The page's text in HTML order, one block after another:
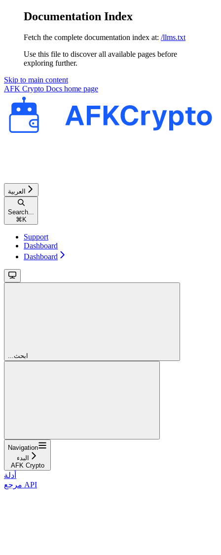
Documentation Index
Fetch the complete documentation index at: /llms.txt
Use this file to discover all available pages before
exploring further.
Skip to main content
AFK Crypto Docs home page
العربية
Search...
⌘ K
Support
Dashboard
Dashboard
...ابحث
Navigation
البدء
AFK Crypto
أدلة
مرجع API